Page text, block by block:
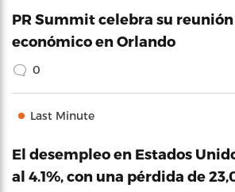
PR Summit celebra su
económico en Orlando
0
Last Minute
El desempleo en Estados
al 4.1%, con una pérdida de